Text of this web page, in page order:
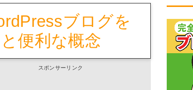
ブログを
便利な概念
スポンサーリンク